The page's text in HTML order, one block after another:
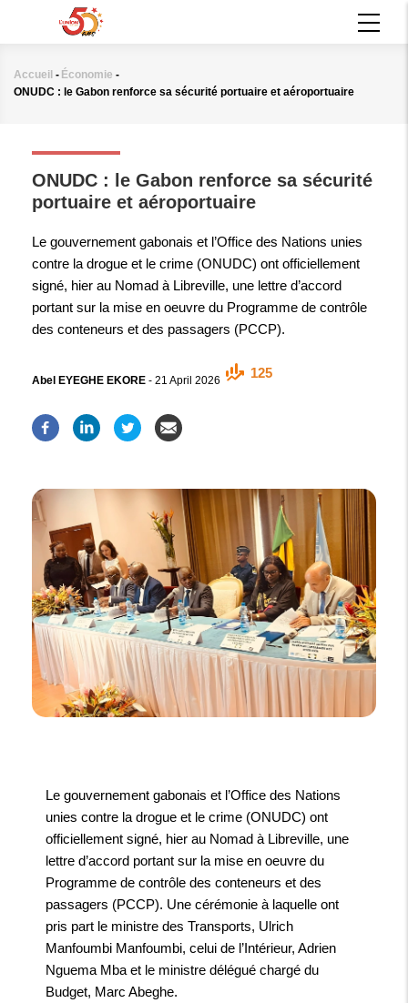
principal
Fil
Accueil - Économie -
ONUDC : le Gabon renforce sa sécurité portuaire et aéroportuaire
ONUDC : le Gabon renforce sa sécurité
portuaire et aéroportuaire
Le gouvernement gabonais et l’Office des Nations unies
contre la drogue et le crime (ONUDC) ont officiellement
signé, hier au Nomad à Libreville, une lettre d’accord
portant sur la mise en oeuvre du Programme de contrôle
des conteneurs et des passagers (PCCP).
Abel EYEGHE EKORE - 21 April 2026
125
Le gouvernement gabonais et l’Office des Nations
unies contre la drogue et le crime (ONUDC) ont
officiellement signé, hier au Nomad à Libreville, une
lettre d’accord portant sur la mise en oeuvre du
Programme de contrôle des conteneurs et des
passagers (PCCP). Une cérémonie à laquelle ont
pris part le ministre des Transports, Ulrich
Manfoumbi Manfoumbi, celui de l’Intérieur, Adrien
Nguema Mba et le ministre délégué chargé du
Budget, Marc Abeghe.